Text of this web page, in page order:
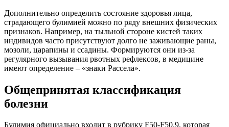
Дополнительно определить состояние здоровья лица,
страдающего булимией можно по ряду внешних физических
признаков. Например, на тыльной стороне кистей таких
индивидов часто присутствуют долго не заживающие раны,
мозоли, царапины и ссадины. Формируются они из-за
регулярного вызывания рвотных рефлексов, в медицине
имеют определение – «знаки Рассела».
Общепринятая классификация
болезни
Булимия официально входит в рубрику F50-F50.9, которая